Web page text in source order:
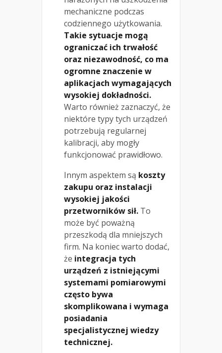
mechaniczne podczas
codziennego użytkowania.
Takie sytuacje mogą
ograniczać ich trwałość
oraz niezawodność, co ma
ogromne znaczenie w
aplikacjach wymagających
wysokiej dokładności.
Warto również zaznaczyć, że
niektóre typy tych urządzeń
potrzebują regularnej
kalibracji, aby mogły
funkcjonować prawidłowo.
Innym aspektem są koszty
zakupu oraz instalacji
wysokiej jakości
przetworników sił. To
może być poważną
przeszkodą dla mniejszych
firm. Na koniec warto dodać,
że integracja tych
urządzeń z istniejącymi
systemami pomiarowymi
często bywa
skomplikowana i wymaga
posiadania
specjalistycznej wiedzy
technicznej.